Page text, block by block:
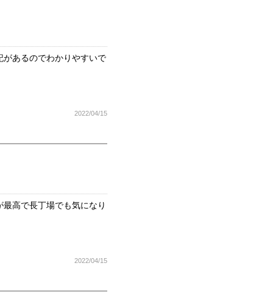
あるのでわかりやすいで
2022/04/15
高で長丁場でも気になり
2022/04/15